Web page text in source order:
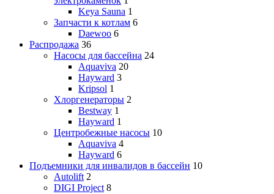
Keya Sauna 1
Запчасти к котлам 6
Daewoo 6
Распродажа 36
Насосы для бассейна 24
Aquaviva 20
Hayward 3
Kripsol 1
Хлоргенераторы 2
Bestway 1
Hayward 1
Центробежные насосы 10
Aquaviva 4
Hayward 6
Подъемники для инвалидов в бассейн 10
Autolift 2
DIGI Project 8